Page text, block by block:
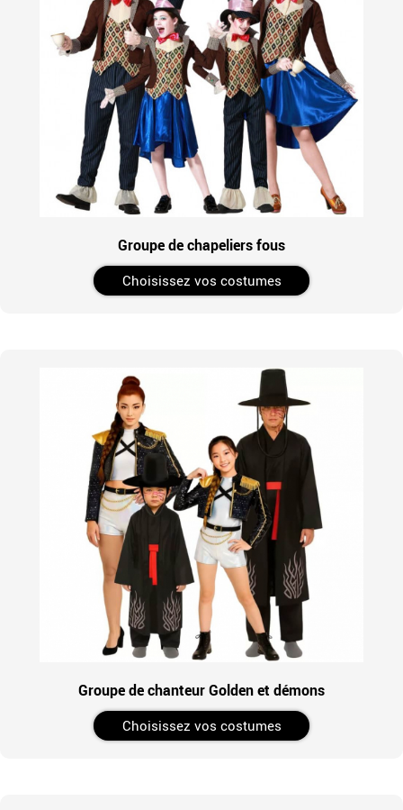
Groupe de chapeliers fous
Choisissez vos costumes
Groupe de chanteur Golden et démons
Choisissez vos costumes